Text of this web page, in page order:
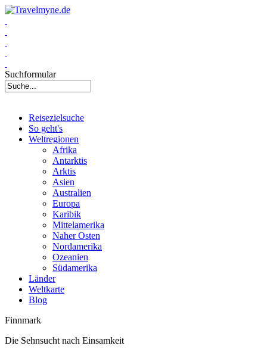
Suchformular
Reisezielsuche
So geht's
Weltregionen
Afrika
Antarktis
Arktis
Asien
Australien
Europa
Karibik
Mittelamerika
Naher Osten
Nordamerika
Ozeanien
Südamerika
Länder
Weltkarte
Blog
Finnmark
Die Sehnsucht nach Einsamkeit